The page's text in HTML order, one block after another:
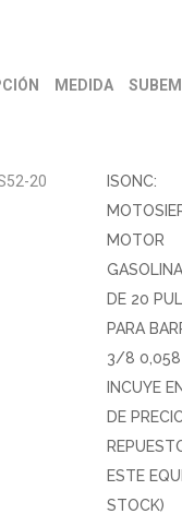
MEDIDA
20
ISONC:
MOTOR
DE 20
PARA
3/8 0,058
INCUYE
DE
ESTE
STOCK)